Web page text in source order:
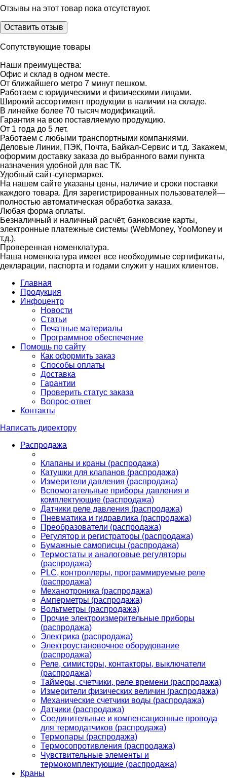
Отзывы на этот товар пока отсутствуют.
Оставить отзыв
Сопутствующие товары
Наши преимущества:
Офис и склад в одном месте.
От ближайшего метро 7 минут пешком.
Работаем с юридическими и физическими лицами.
Широкий ассортимент продукции в наличии на складе.
В линейке более 70 тысяч модификаций.
Гарантия на всю поставляемую продукцию.
От 1 года до 5 лет.
Работаем с любыми транспортными компаниями.
Деловые Линии, ПЭК, Почта, Байкал-Сервис и т.д. Закажем,
оформим доставку заказа до выбранного вами пункта
назначения удобной для вас ТК.
Удобный сайт-супермаркет.
На нашем сайте указаны цены, наличие и сроки поставки
каждого товара. Для зарегистрированных пользователей—
полностью автоматическая обработка заказа.
Любая форма оплаты.
Безналичный и наличный расчёт, банковские карты,
электронные платежные системы (WebMoney, YooMoney и
т.д.).
Проверенная номенклатура.
Наша номенклатура имеет все необходимые сертификаты,
декларации, паспорта и годами служит у наших клиентов.
Главная
Продукция
Инфоцентр
Новости
Статьи
Печатные материалы
Программное обеспечение
Помощь по сайту
Как оформить заказ
Способы оплаты
Доставка
Гарантии
Проверить статус заказа
Вопрос-ответ
Контакты
Написать директору
Распродажа
Клапаны и краны (распродажа)
Катушки для клапанов (распродажа)
Измерители давления (распродажа)
Вспомогательные приборы давления и
комплектующие (распродажа)
Датчики реле давления (распродажа)
Пневматика и гидравлика (распродажа)
Преобразователи (распродажа)
Регулятор и регистраторы (распродажа)
Бумажные самописцы (распродажа)
Термостаты и аналоговые регуляторы
(распродажа)
PLС, контроллеры, программируемые реле
(распродажа)
Механотроника (распродажа)
Амперметры (распродажа)
Вольтметры (распродажа)
Прочие электроизмерительные приборы
(распродажа)
Электрика (распродажа)
Электроустановочное оборудование
(распродажа)
Реле, симисторы, контакторы, выключатели
(распродажа)
Таймеры, счетчики, реле времени (распродажа)
Измерители физических величин (распродажа)
Механические счетчики воды (распродажа)
Датчики (распродажа)
Соединительные и компенсационные провода
для термодатчиков (распродажа)
Термопары (распродажа)
Термосопротивления (распродажа)
Чувствительные элементы и
термокомплектующие (распродажа)
Краны